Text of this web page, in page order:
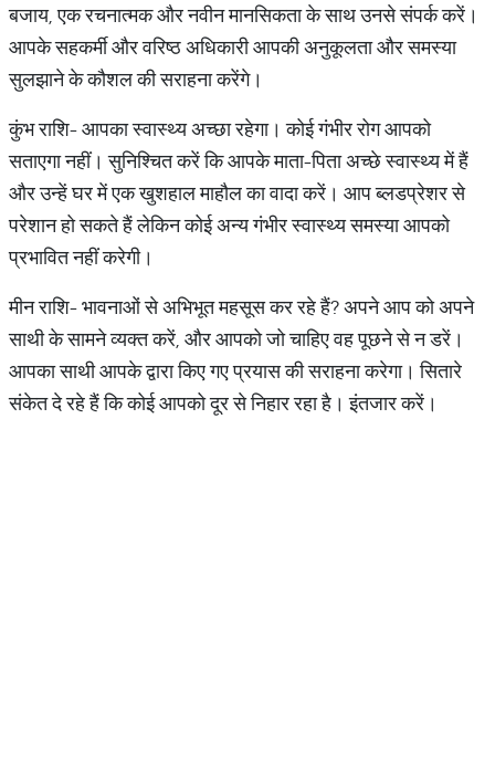
बजाय, एक रचनात्मक और नवीन मानसिकता के साथ उनसे संपर्क करें।
आपके सहकर्मी और वरिष्ठ अधिकारी आपकी अनुकूलता और समस्या
सुलझाने के कौशल की सराहना करेंगे।
कुंभ राशि- आपका स्वास्थ्य अच्छा रहेगा। कोई गंभीर रोग आपको
सताएगा नहीं। सुनिश्चित करें कि आपके माता-पिता अच्छे स्वास्थ्य में हैं
और उन्हें घर में एक खुशहाल माहौल का वादा करें। आप ब्लडप्रेशर से
परेशान हो सकते हैं लेकिन कोई अन्य गंभीर स्वास्थ्य समस्या आपको
प्रभावित नहीं करेगी।
मीन राशि- भावनाओं से अभिभूत महसूस कर रहे हैं? अपने आप को अपने
साथी के सामने व्यक्त करें, और आपको जो चाहिए वह पूछने से न डरें।
आपका साथी आपके द्वारा किए गए प्रयास की सराहना करेगा। सितारे
संकेत दे रहे हैं कि कोई आपको दूर से निहार रहा है। इंतजार करें।